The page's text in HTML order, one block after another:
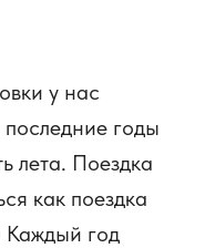
у нас
годы
лета. Поездка
как поездка
Каждый год